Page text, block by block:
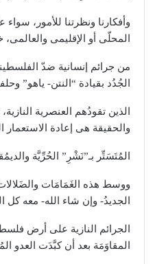
وأفكارنا ونظرتنا للأمور،
المحلّى أو الإقليمى
من جرائم إنسانية ضدّ
الجُدُد بقيادة “النتن- ياهو”
الذين تقودُهم العنصرية
والحقيقة هى إعادة الاستعمار
المُتَسَتِّر بـ”نَشْرِ” الحُرِّيَّة
ووسط هذه الغَمَامَات والضَلالات
الجديدُ- وإن شاء الله- معه كل
الجرائم النازية على أرض
المقاوَمَة بعد أن كبَّدَت العدو